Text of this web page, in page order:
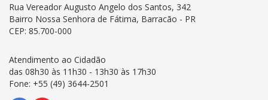
Rua Vereador Augusto Angelo dos Santos, 342
Bairro Nossa Senhora de Fátima, Barracão - PR
CEP: 85.700-000
Atendimento ao Cidadão
das 08h30 às 11h30 - 13h30 às 17h30
Fone: +55 (49) 3644-2501